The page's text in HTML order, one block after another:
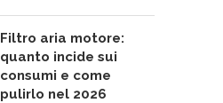
Filtro aria motore:
quanto incide sui
consumi e come
pulirlo nel 2026